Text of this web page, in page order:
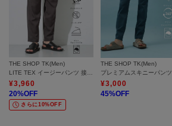
THE SHOP TK(Men)
¥3,960
20%OFF
さらに10%OFF
THE SHOP TK(Men)
¥3,000
45%OFF